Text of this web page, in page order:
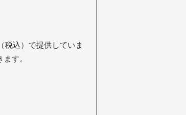
税込）で提供していま
す。